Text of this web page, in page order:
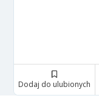
Dodaj do ulubionych